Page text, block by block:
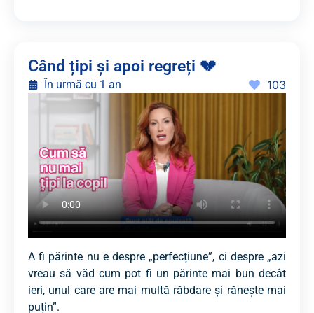
Când țipi și apoi regreți 💔
În urmă cu 1 an 103
A fi părinte nu e despre „perfecțiune”, ci despre „azi
vreau să văd cum pot fi un părinte mai bun decât
ieri, unul care are mai multă răbdare și rănește mai
puțin”.